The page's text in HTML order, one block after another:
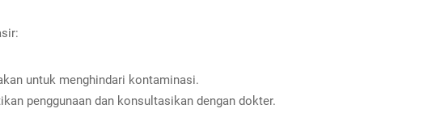
untuk menghindari kontaminasi.
penggunaan dan konsultasikan dengan dokter.